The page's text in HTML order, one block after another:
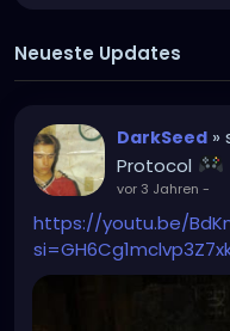
Neueste Updates
DarkSeed »
Protocol
vor 3 Jahren -
https://youtu.be/